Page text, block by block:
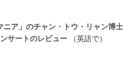
ニア」のチャン・トウ・リャン博士
サートのレビュー （英語で）